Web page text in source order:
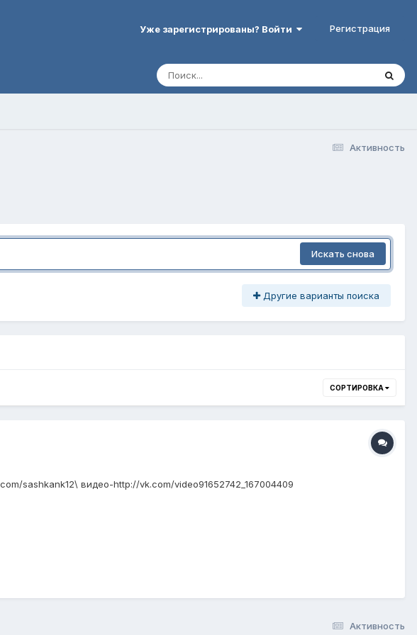
Уже зарегистрированы? Войти Регистрация
Активность
Искать снова
Другие варианты поиска
СОРТИРОВКА
sashkank12\ видео-http://vk.com/video91652742_167004409
Активность